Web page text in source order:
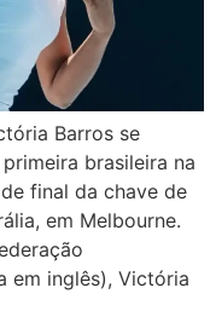
Barros se
brasileira na
final da chave de
em Melbourne.
em inglês), Victória